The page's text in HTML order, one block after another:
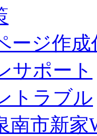
ージ作成
サポート
トラブル
南市新家